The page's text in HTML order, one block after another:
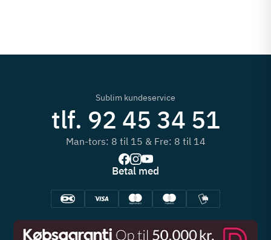
Sublim kundeservice
tlf. 92 45 34 51
Man-tors: 8 til 15 & Fre: 8 til 14
Betal med